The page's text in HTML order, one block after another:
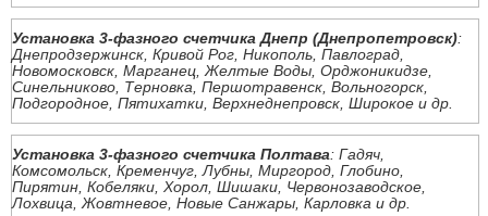
Установка 3-фазного счетчика Днепр (Днепропетровск):
Днепродзержинск, Кривой Рог, Никополь, Павлоград,
Новомосковск, Марганец, Желтые Воды, Орджоникидзе,
Синельниково, Терновка, Першотравенск, Вольногорск,
Подгородное, Пятихатки, Верхнеднепровск, Широкое и др.
Установка 3-фазного счетчика Полтава: Гадяч,
Комсомольск, Кременчуг, Лубны, Миргород, Глобино,
Пирятин, Кобеляки, Хорол, Шишаки, Червонозаводское,
Лохвица, Жовтневое, Новые Санжары, Карловка и др.